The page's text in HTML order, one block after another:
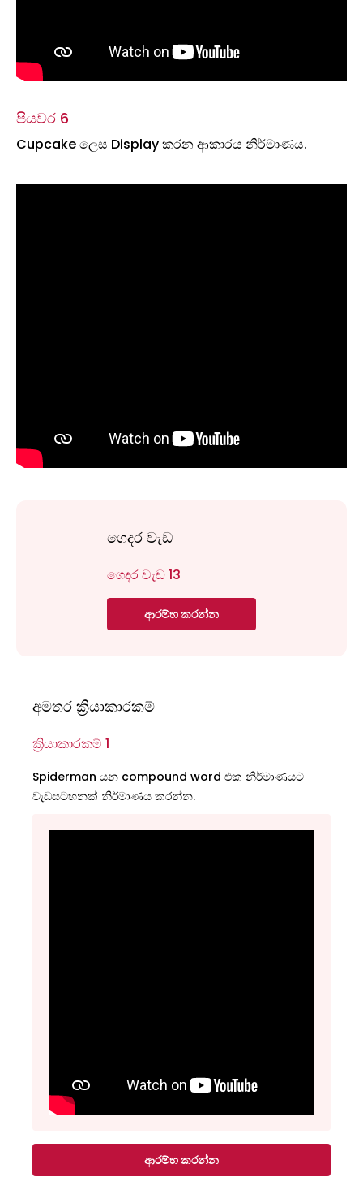
පියවර 6
Cupcake ලෙස Display කරන ආකාරය නිර්මාණය.
ගෙදර වැඩ
ගෙදර වැඩ 13
ආරම්භ කරන්න
අමතර ක්‍රියාකාරකම්
ක්‍රියාකාරකම් 1
Spiderman යන compound word එක නිර්මාණයට
වැඩසටහනක් නිර්මාණය කරන්න.
ආරම්භ කරන්න